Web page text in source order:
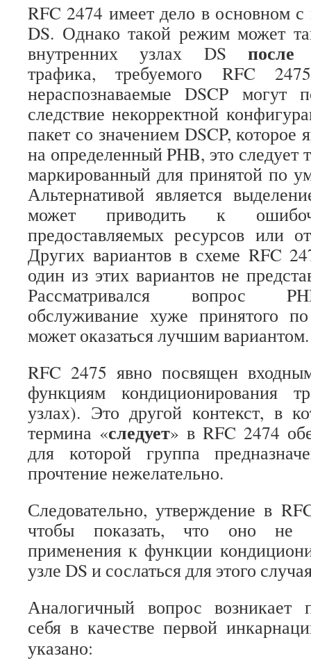
RFC 2474 имеет дело в основном
DS. Однако такой режим может
внутренних узлах DS
трафика, требуемого RFC
нераспознаваемые DSCP могут
следствие некорректной
пакет со значением DSCP, которое
на определенный PHB, это следует
маркированный для принятой по
Альтернативой является
может приводить к
предоставляемых ресурсов или
Других вариантов в схеме RFC
один из этих вариантов не
Рассматривался вопрос
обслуживание хуже принятого
может оказаться лучшим вариантом.
RFC 2475 явно посвящен
функциям кондиционирования
узлах). Это другой контекст, в
термина «следует» в RFC 2474
для которой группа
прочтение нежелательно.
Следовательно, утверждение в
чтобы показать, что оно не
применения к функции
узле DS и сослаться для этого
Аналогичный вопрос возникает
себя в качестве первой
указано: